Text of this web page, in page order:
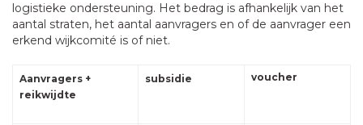
logistieke ondersteuning. Het bedrag is afhankelijk van het
aantal straten, het aantal aanvragers en of de aanvrager een
erkend wijkcomité is of niet.
Aanvragers +
reikwijdte
subsidie voucher